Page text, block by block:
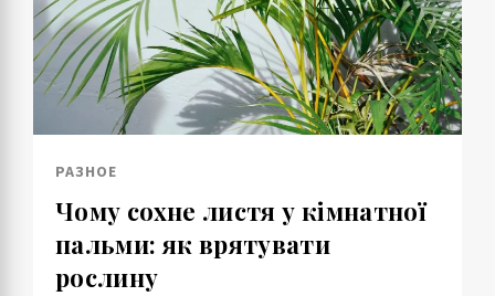
РАЗНОЕ
Чому сохне листя у кімнатної
пальми: як врятувати
рослину